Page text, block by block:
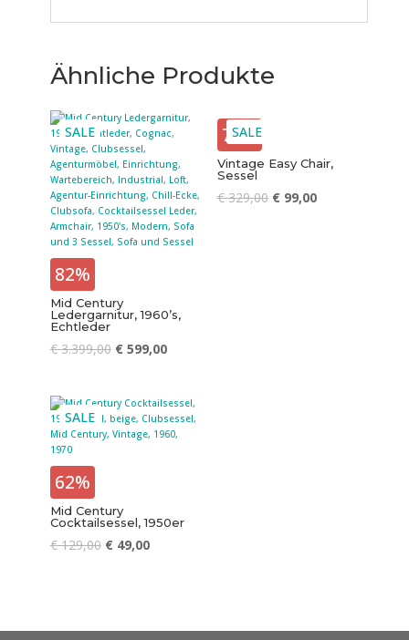
Ähnliche Produkte
SALE
82%
Mid Century
Ledergarnitur, 1960’s,
Echtleder
€3.399,00 €599,00
SALE
70%
Vintage Easy Chair,
Sessel
€329,00 €99,00
SALE
62%
Mid Century
Cocktailsessel, 1950er
€129,00 €49,00